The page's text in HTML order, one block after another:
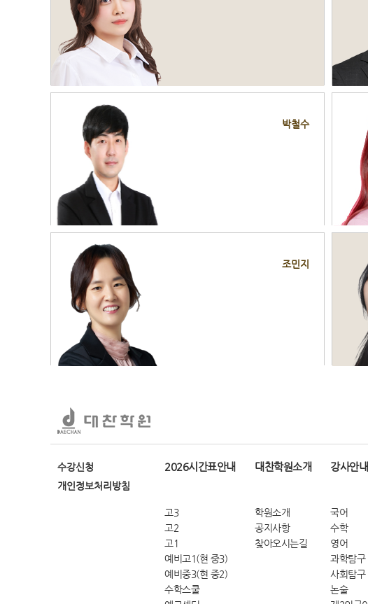
박철수
조민지
수강신청
개인정보처리방침
2026시간표안내
고3
고2
고1
예비고1(현 중3)
예비중3(현 중2)
수학스쿨
대찬학원소개
학원소개
공지사항
찾아오시는길
강사안내
국어
수학
영어
과학탐구
사회탐구
논술